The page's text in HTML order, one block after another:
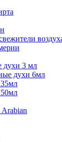
духи 3 мл
духи 6мл
Arabian